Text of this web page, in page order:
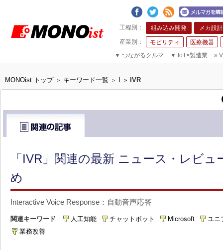
組み込み開発 メカ設計
モビリティ
医療機器
▼ つながるクルマ ▼ IoT×製造業 »
MONOist トップ > キーワード一覧 > > IVR
「IVR」関連の最新 ニュース・レビ
め
Interactive Voice Response：自動音声応答
関連キーワード 人工知能 チャットボット Microsoft
ユニ
業務改善